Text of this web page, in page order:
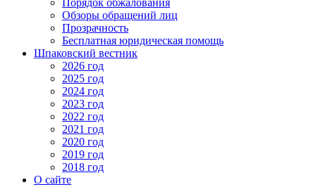
Порядок обжалования
Обзоры обращений лиц
Прозрачность
Бесплатная юридическая помощь
Шпаковский вестник
2026 год
2025 год
2024 год
2023 год
2022 год
2021 год
2020 год
2019 год
2018 год
О сайте